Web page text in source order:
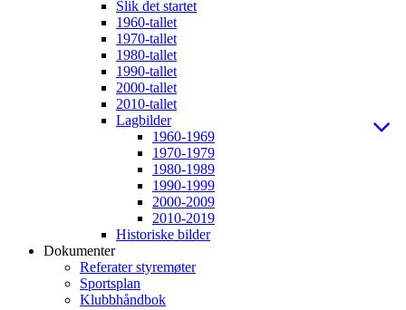
Slik det startet
1960-tallet
1970-tallet
1980-tallet
1990-tallet
2000-tallet
2010-tallet
Lagbilder
1960-1969
1970-1979
1980-1989
1990-1999
2000-2009
2010-2019
Historiske bilder
Dokumenter
Referater styremøter
Sportsplan
Klubbhåndbok